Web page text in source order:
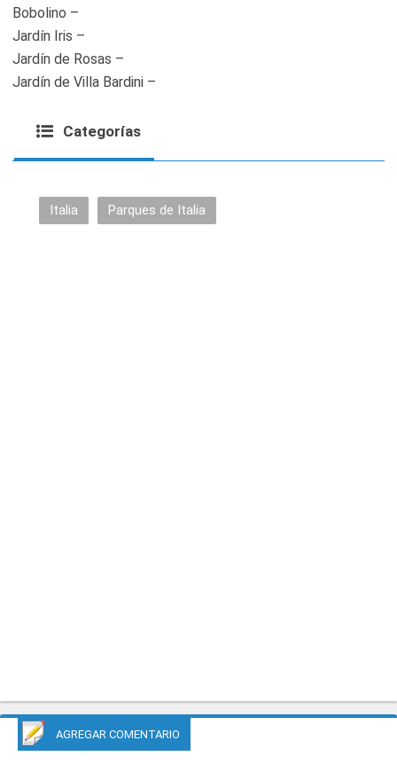
Bobolino –
Jardín Iris –
Jardín de Rosas –
Jardín de Villa Bardini –
Categorías
Italia Parques de Italia
AGREGAR COMENTARIO